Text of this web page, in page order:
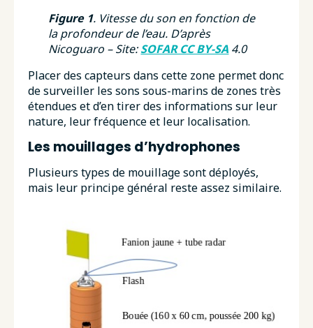
Figure 1. Vitesse du son en fonction de
la profondeur de l’eau. D’après
Nicoguaro – Site:SOFAR CC BY-SA 4.0
Placer des capteurs dans cette zone permet donc
de surveiller les sons sous-marins de zones très
étendues et d’en tirer des informations sur leur
nature, leur fréquence et leur localisation.
Les mouillages d’hydrophones
Plusieurs types de mouillage sont déployés,
mais leur principe général reste assez similaire.